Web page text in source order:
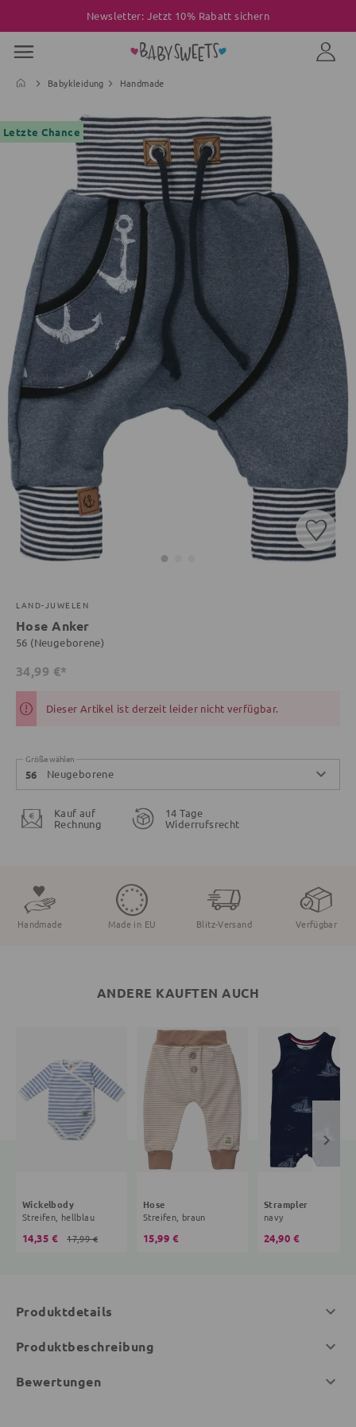
Newsletter: Jetzt 10% Rabatt sichern
Babykleidung Handmade
Letzte Chance
LAND-JUWELEN
Hose Anker
56 (Neugeborene)
34,99 €*
Dieser Artikel ist derzeit leider nicht verfügbar.
Größe wählen
56 Neugeborene
Kauf auf
Rechnung
14 Tage
Widerrufsrecht
Handmade Made in EU Blitz-Versand Verfügbar
ANDERE KAUFTEN AUCH
Wickelbody
Streifen, hellblau
14,35 € 17,99 €
Hose
Streifen, braun
15,99 €
Strampler
navy
24,90 €
Produktdetails
Produktbeschreibung
Bewertungen